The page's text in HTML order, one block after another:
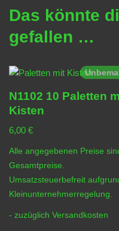
Das könnte
gefallen …
N1102 10 Paletten
Kisten
6,00 €
Alle angegebenen Preise
Gesamtpreise.
Umsatzsteuerbefreit
Kleinunternehmerregelung.
- zuzüglich Versandkosten